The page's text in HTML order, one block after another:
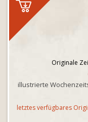
Originale
illustrierte
letztes verfügbares